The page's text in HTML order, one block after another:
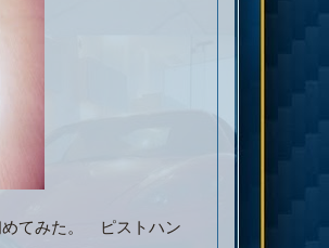
めてみた。 ピストハン